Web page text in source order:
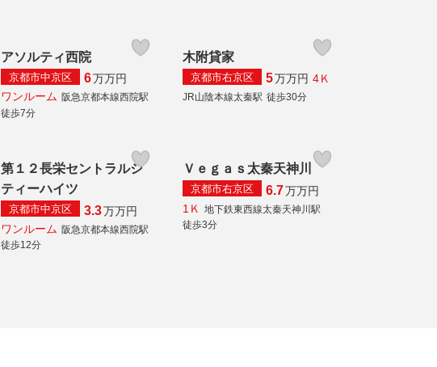
アソルティ西院
京都市中京区 6万万円
ワンルーム 阪急京都本線西院駅
徒歩7分
木附貸家
京都市右京区 5万万円 4Ｋ
JR山陰本線太秦駅 徒歩30分
第１２長栄セントラルシ
ティーハイツ
京都市中京区 3.3万万円
ワンルーム 阪急京都本線西院駅
徒歩12分
Ｖｅｇａｓ太秦天神川
京都市右京区 6.7万万円
1Ｋ
地下鉄東西線太秦天神川駅
徒歩3分